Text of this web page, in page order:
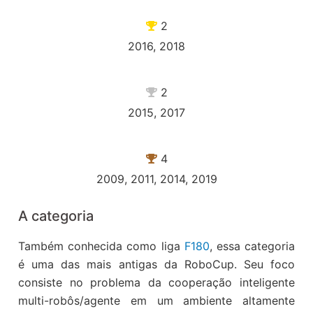
2
2016, 2018
2
2015, 2017
4
2009, 2011, 2014, 2019
A categoria
Também conhecida como liga F180, essa categoria
é uma das mais antigas da RoboCup. Seu foco
consiste no problema da cooperação inteligente
multi-robôs/agente em um ambiente altamente